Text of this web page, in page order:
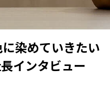
染めていきたい
インタビュー